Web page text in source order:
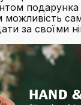
подарунка
можливість
за своїми